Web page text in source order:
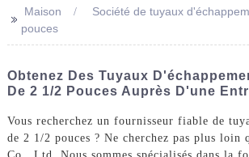
>> Maison
Société de tuyaux
pouces
Obtenez Des Tuyaux
De 2 1/2 Pouces Auprès D'une
Vous recherchez un fournisseur fiable de
de 2 1/2 pouces ? Ne cherchez pas plus loin